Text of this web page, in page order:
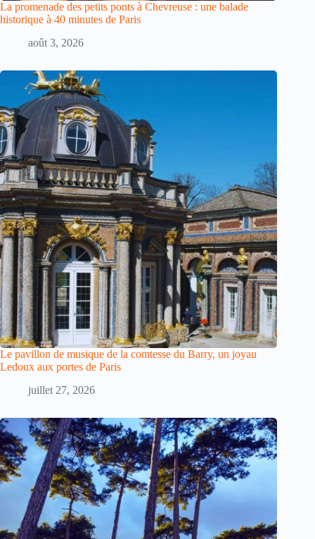
La promenade des petits ponts à Chevreuse : une balade
historique à 40 minutes de Paris
août 3, 2026
Le pavillon de musique de la comtesse du Barry, un joyau
Ledoux aux portes de Paris
juillet 27, 2026